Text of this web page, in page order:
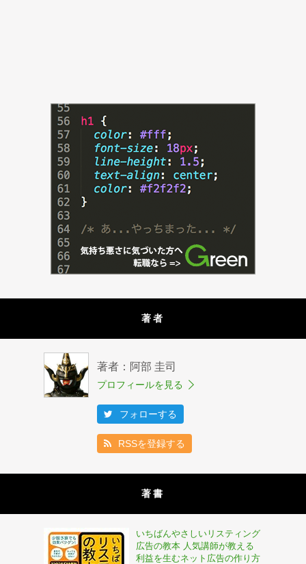
著者
著者：阿部 圭司
プロフィールを見る
フォローする
RSSを登録する
著書
いちばんやさしいリスティング
広告の教本 人気講師が教える
利益を生むネット広告の作り方